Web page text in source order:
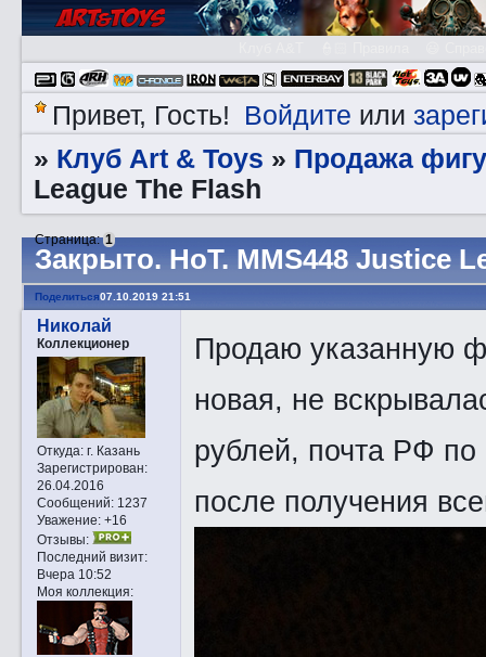
Привет, Гость! Войдите или
» Клуб Art & Toys » Продажа
League The Flash
Закрытo. HоT. MMS448 Justice
Страница:1
Поделиться07.10.2019 21:51
Николай
Коллекционер
Откуда:г. Казань
Зарегистрирован:
26.04.2016
Сообщений:1237
Уважение: +16
Отзывы:
Последний визит:
Вчера 10:52
Моя коллекция:
Продаю указанную
новая, не
рублей, почта РФ по
после получения